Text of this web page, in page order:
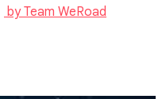
byTeam WeRoad